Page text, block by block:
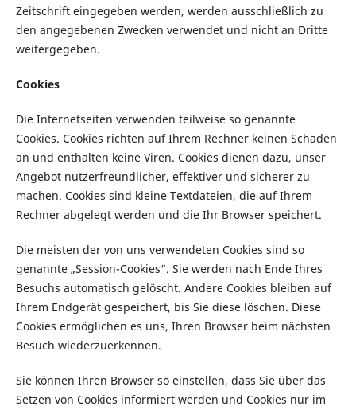
Zeitschrift eingegeben werden, werden ausschließlich zu
den angegebenen Zwecken verwendet und nicht an Dritte
weitergegeben.
Cookies
Die Internetseiten verwenden teilweise so genannte
Cookies. Cookies richten auf Ihrem Rechner keinen Schaden
an und enthalten keine Viren. Cookies dienen dazu, unser
Angebot nutzerfreundlicher, effektiver und sicherer zu
machen. Cookies sind kleine Textdateien, die auf Ihrem
Rechner abgelegt werden und die Ihr Browser speichert.
Die meisten der von uns verwendeten Cookies sind so
genannte „Session-Cookies“. Sie werden nach Ende Ihres
Besuchs automatisch gelöscht. Andere Cookies bleiben auf
Ihrem Endgerät gespeichert, bis Sie diese löschen. Diese
Cookies ermöglichen es uns, Ihren Browser beim nächsten
Besuch wiederzuerkennen.
Sie können Ihren Browser so einstellen, dass Sie über das
Setzen von Cookies informiert werden und Cookies nur im